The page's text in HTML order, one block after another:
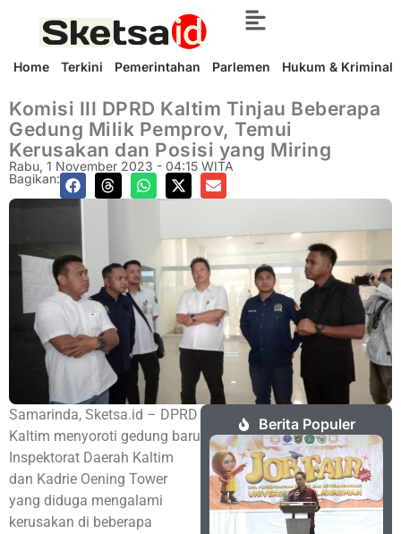
Home Terkini Pemerintahan Parlemen Hukum & Kriminal
Komisi III DPRD Kaltim Tinjau Beberapa
Gedung Milik Pemprov, Temui
Kerusakan dan Posisi yang Miring
Rabu, 1 November 2023 - 04:15 WITA
Bagikan:
Samarinda, Sketsa.id – DPRD
Kaltim menyoroti gedung baru
Inspektorat Daerah Kaltim
dan Kadrie Oening Tower
yang diduga mengalami
kerusakan di beberapa
Berita Populer